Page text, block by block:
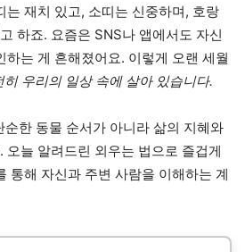
는 재치 있고, 소띠는 신중하며, 호랑
하죠. 요즘은 SNS나 앱에서도 자신
하는 게 흔해졌어요. 이렇게 오랜 세월
히 우리의 일상 속에 살아 있습니다.
순한 동물 순서가 아니라 삶의 지혜와
오늘 알려드린 외우는 법으로 즐겁게
통해 자신과 주변 사람을 이해하는 계